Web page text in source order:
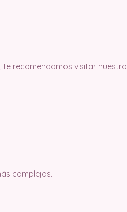
recomendamos visitar nuestro
complejos.